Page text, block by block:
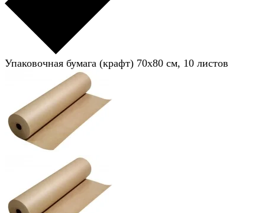
Упаковочная бумага (крафт) 70x80 см, 10 листов